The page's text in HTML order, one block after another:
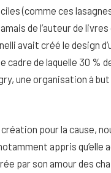
(comme ces
de l’auteur de
avait créé le design
cadre de laquelle 30 %
une organisation à
pour la cause,
appris qu’elle
par son amour des